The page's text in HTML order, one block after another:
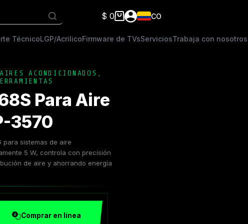
Carro
compra
$ 0 CO
TécnicoLGP/AcrilicoFirmware de TVsServiciosTrabaja con nosotros
ACONDICIONADOS
Para Aire
3570
para sistemas de aire
5 W, controla con precisión
de aire y ahorrando energía
Comprar en línea